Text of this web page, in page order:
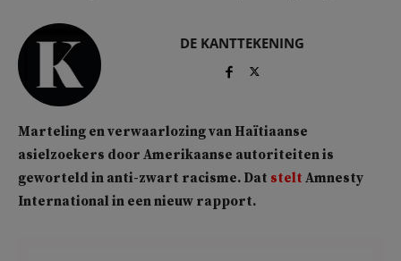
DE KANTTEKENING
Marteling en verwaarlozing van Haïtiaanse
asielzoekers door Amerikaanse autoriteiten is
geworteld in anti-zwart racisme. Dat stelt Amnesty
International in een nieuw rapport.